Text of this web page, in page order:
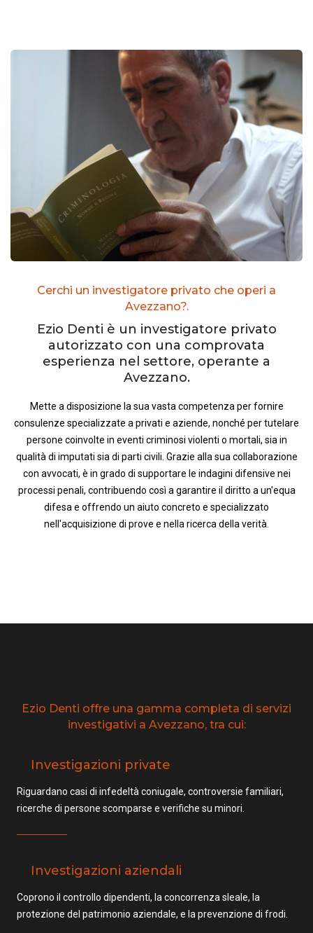
Cerchi un investigatore privato che operi a
Avezzano?.
Ezio Denti è un investigatore privato
autorizzato con una comprovata
esperienza nel settore, operante a
Avezzano.
Mette a disposizione la sua vasta competenza per fornire
consulenze specializzate a privati e aziende, nonché per tutelare
persone coinvolte in eventi criminosi violenti o mortali, sia in
qualità di imputati sia di parti civili. Grazie alla sua collaborazione
con avvocati, è in grado di supportare le indagini difensive nei
processi penali, contribuendo così a garantire il diritto a un'equa
difesa e offrendo un aiuto concreto e specializzato
nell'acquisizione di prove e nella ricerca della verità.
Ezio Denti offre una gamma completa di servizi
investigativi a Avezzano, tra cui:
Investigazioni private
Riguardano casi di infedeltà coniugale, controversie familiari,
ricerche di persone scomparse e verifiche su minori.
Investigazioni aziendali
Coprono il controllo dipendenti, la concorrenza sleale, la
protezione del patrimonio aziendale, e la prevenzione di frodi.